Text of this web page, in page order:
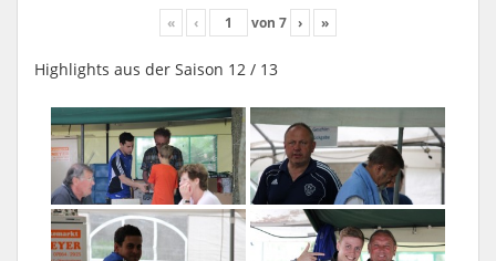
« ‹ von 7 › »
Highlights aus der Saison 12 / 13